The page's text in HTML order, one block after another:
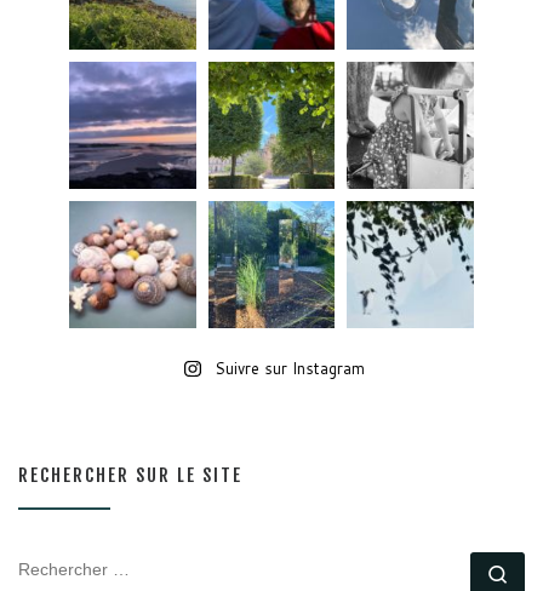
Suivre sur Instagram
RECHERCHER SUR LE SITE
RECHERCHER